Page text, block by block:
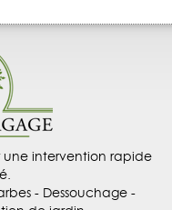
intervention rapide
- Dessouchage -